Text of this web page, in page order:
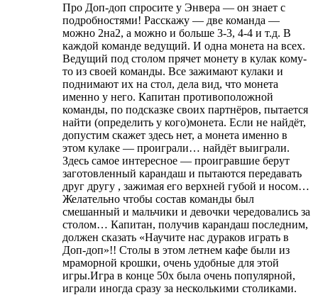
Про Доп-доп спросите у Энвера — он знает с
подробностями! Расскажу — две команда —
можно 2на2, а можно и больше 3-3, 4-4 и т.д. В
каждой команде ведущий. И одна монета на всех.
Ведущий под столом прячет монету в кулак кому-
то из своей команды. Все зажимают кулаки и
поднимают их на стол, дела вид, что монета
именно у него. Капитан противоположной
команды, по подсказке своих партнёров, пытается
найти (определить у кого)монета. Если не найдёт,
допустим скажет здесь нет, а монета именно в
этом кулаке — проиграли… найдёт выиграли.
Здесь самое интересное — проигравшие берут
заготовленный карандаш и пытаются передавать
друг другу , зажимая его верхней губой и носом…
Желательно чтобы состав команды был
смешанный и мальчики и девочки чередовались за
столом… Капитан, получив карандаш последним,
должен сказать «Научите нас дураков играть в
Доп-доп»!! Столы в этом летнем кафе были из
мраморной крошки, очень удобные для этой
игры.Игра в конце 50х была очень популярной,
играли иногда сразу за несколькими столиками.